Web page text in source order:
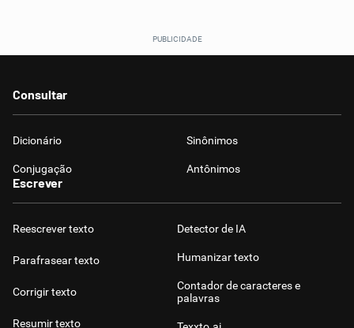
Consultar
Dicionário Sinônimos
Conjugação Antônimos
Escrever
Reescrever texto
Parafrasear texto
Corrigir texto
Resumir texto
Detector de IA
Humanizar texto
Contador de caracteres e
palavras